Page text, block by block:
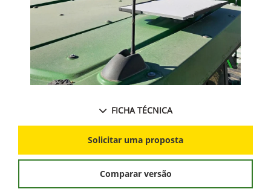
FICHA TÉCNICA
Solicitar uma proposta
Comparar versão